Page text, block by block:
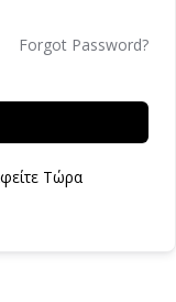
Forgot Password?
Τώρα